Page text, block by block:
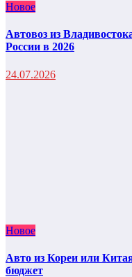
Новое
Автовоз из
России в 2026
24.07.2026
Новое
Авто из Кореи или
бюджет